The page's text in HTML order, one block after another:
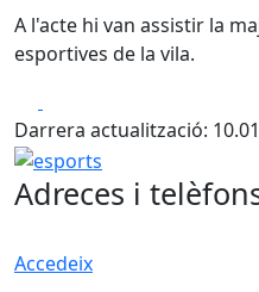
A l'acte hi van assistir la
esportives de la vila.
Darrera actualització:
esports
Adreces i
Accedeix